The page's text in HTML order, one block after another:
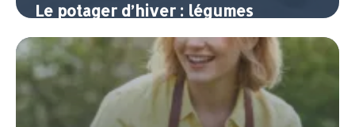
Le potager d’hiver : légumes
rustiques et protection contre le
froid
8 juin 2026